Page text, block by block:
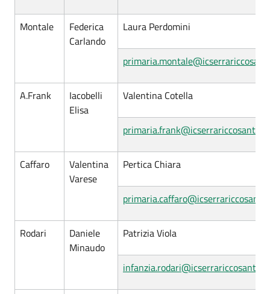
Montale
Federica
Carlando
Laura Perdomini
A.Frank
Iacobelli
Elisa
Valentina Cotella
Caffaro
Valentina
Varese
Pertica Chiara
Rodari
Daniele
Minaudo
Patrizia Viola